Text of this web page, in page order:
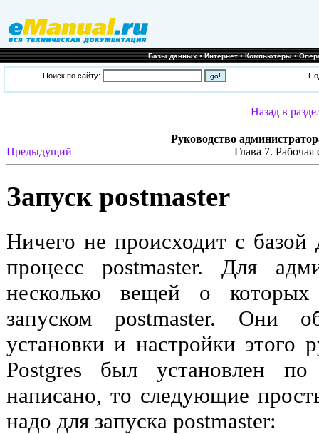
Базы данных•Интернет•Компьютеры•
Поиск по сайту:
Назад в
Руководство
Предыдущий
Глава 7. Рабочая
Запуск postmaster
Ничего не происходит с
процессpostmaster. Для
несколько вещей о
запускомpostmaster. Они
установки и настройки этого
Postgres был установлен по
написано, то следующие
надо для запуска postmaster: